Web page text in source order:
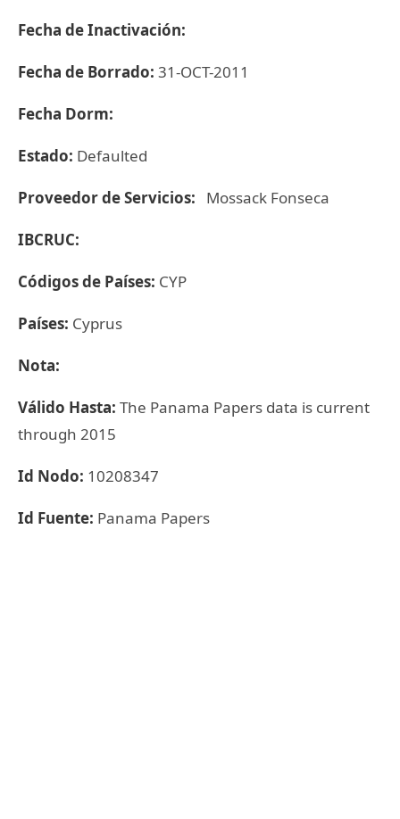
Fecha de Inactivación:
Fecha de Borrado: 31-OCT-2011
Fecha Dorm:
Estado: Defaulted
Proveedor de Servicios: Mossack Fonseca
IBCRUC:
Códigos de Países: CYP
Países: Cyprus
Nota:
Válido Hasta: The Panama Papers data is current
through 2015
Id Nodo: 10208347
Id Fuente: Panama Papers